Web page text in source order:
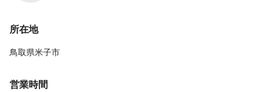
所在地
鳥取県米子市
営業時間